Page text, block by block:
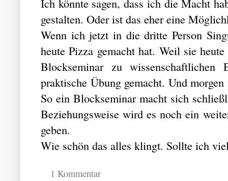
gestalten. Oder ist das eher eine
Wenn ich jetzt in die dritte Person
heute Pizza gemacht hat. Weil sie
Blockseminar zu
praktische Übung gemacht. Und
So ein Blockseminar macht sich
Beziehungsweise wird es noch ein
geben.
Wie schön das alles klingt. Sollte ich
1 Kommentar